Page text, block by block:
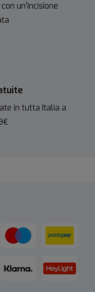
un'incisione
in tutta Italia a